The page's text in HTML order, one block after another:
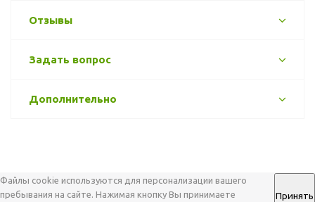
Отзывы
Задать вопрос
Дополнительно
Файлы cookie используются для персонализации вашего
пребывания на сайте. Нажимая кнопку Вы принимаете
Принять